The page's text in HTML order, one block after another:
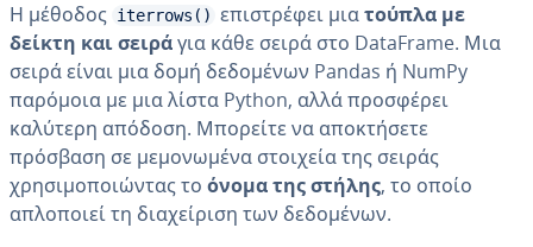
Η μέθοδος iterrows() επιστρέφει μιατούπλα με
δείκτη και σειράγια κάθε σειρά στο DataFrame. Μια
σειρά είναι μια δομή δεδομένων Pandas ή NumPy
παρόμοια με μια λίστα Python, αλλά προσφέρει
καλύτερη απόδοση. Μπορείτε να αποκτήσετε
πρόσβαση σε μεμονωμένα στοιχεία της σειράς
χρησιμοποιώντας το όνομα της στήλης, το οποίο
απλοποιεί τη διαχείριση των δεδομένων.